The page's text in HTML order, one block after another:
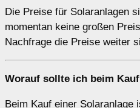
Die Preise für Solaranlagen
momentan keine großen
Nachfrage die Preise weiter
Worauf sollte ich beim
Beim Kauf einer